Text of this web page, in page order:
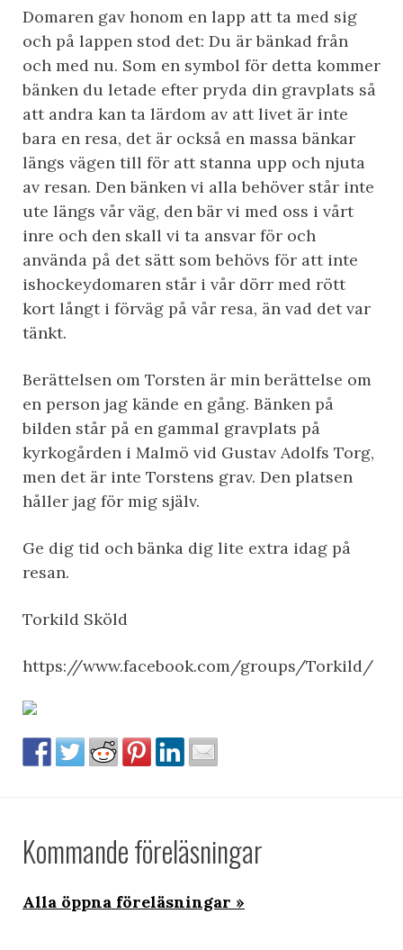
Domaren gav honom en lapp att ta med sig
och på lappen stod det: Du är bänkad från
och med nu. Som en symbol för detta kommer
bänken du letade efter pryda din gravplats så
att andra kan ta lärdom av att livet är inte
bara en resa, det är också en massa bänkar
längs vägen till för att stanna upp och njuta
av resan. Den bänken vi alla behöver står inte
ute längs vår väg, den bär vi med oss i vårt
inre och den skall vi ta ansvar för och
använda på det sätt som behövs för att inte
ishockeydomaren står i vår dörr med rött
kort långt i förväg på vår resa, än vad det var
tänkt.
Berättelsen om Torsten är min berättelse om
en person jag kände en gång. Bänken på
bilden står på en gammal gravplats på
kyrkogården i Malmö vid Gustav Adolfs Torg,
men det är inte Torstens grav. Den platsen
håller jag för mig själv.
Ge dig tid och bänka dig lite extra idag på
resan.
Torkild Sköld
https://www.facebook.com/groups/Torkild/
Kommande föreläsningar
Alla öppna föreläsningar